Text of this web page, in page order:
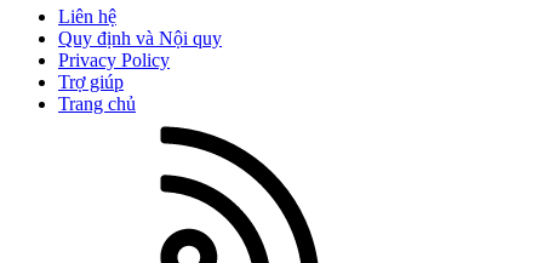
Liên hệ
Quy định và Nội quy
Privacy Policy
Trợ giúp
Trang chủ